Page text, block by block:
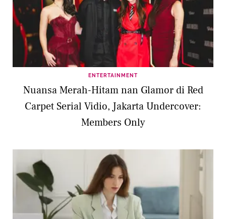
ENTERTAINMENT
Nuansa Merah-Hitam nan Glamor di Red
Carpet Serial Vidio, Jakarta Undercover:
Members Only